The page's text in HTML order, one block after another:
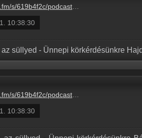
0-1%2Fb2fee2d7-de4d-20dc-3402-fd1c0d5e8aef.mp3
10:38:30
süllyed - Ünnepi körkérdésünkre
0-1%2Fb2fee2d7-de4d-20dc-3402-fd1c0d5e8aef.mp3
10:38:30